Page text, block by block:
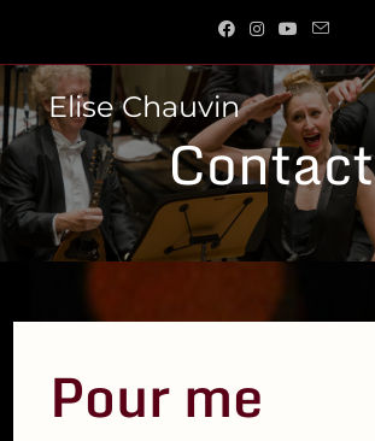
content
Elise Chauvin
Contact
Pour me